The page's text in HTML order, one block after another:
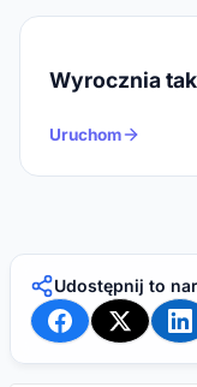
Wyrocznia
Uruchom
Udostępnij to